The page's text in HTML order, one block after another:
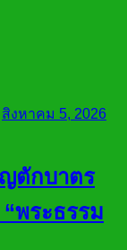
สิงหาคม 5, 2026
ตักบาตร
“พระธรรม